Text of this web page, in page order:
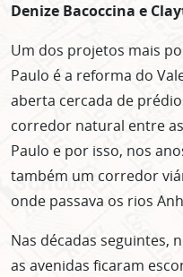
Denize Bacoccina e
Um dos projetos mais
Paulo é a reforma do
aberta cercada de
corredor natural entre
Paulo e por isso, nos
também um corredor
onde passava os rios
Nas décadas seguintes,
as avenidas ficaram